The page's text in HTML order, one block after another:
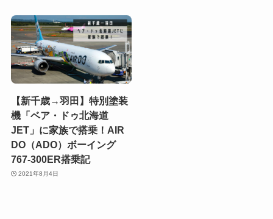
【新千歳→羽田】特別塗装
機「ベア・ドゥ北海道
JET」に家族で搭乗！AIR
DO（ADO）ボーイング
767-300ER搭乗記
2021年8月4日